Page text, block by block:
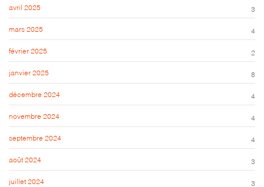
avril 2025 3
mars 2025 4
février 2025 2
janvier 2025 8
décembre 2024 4
novembre 2024 4
septembre 2024 4
août 2024 3
juillet 2024 3